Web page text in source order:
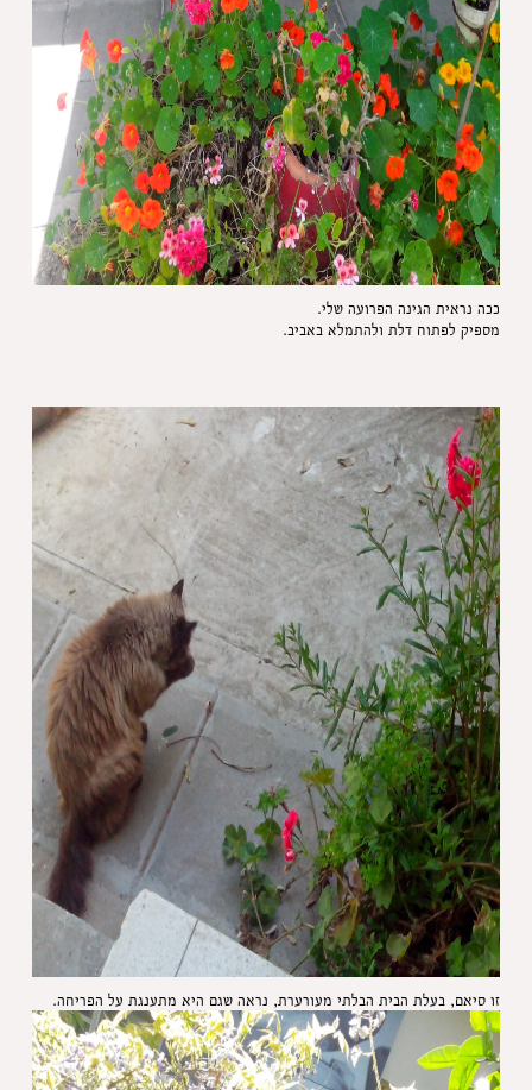
ככה נראית הגינה הפרועה שלי.
מספיק לפתוח דלת ולהתמלא באביב.
זו סיאם, בעלת הבית הבלתי מעורערת, נראה שגם היא מתענגת על הפריחה.